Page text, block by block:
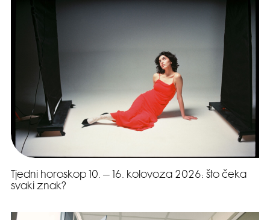
Tjedni horoskop 10. – 16. kolovoza 2026: što čeka
svaki znak?